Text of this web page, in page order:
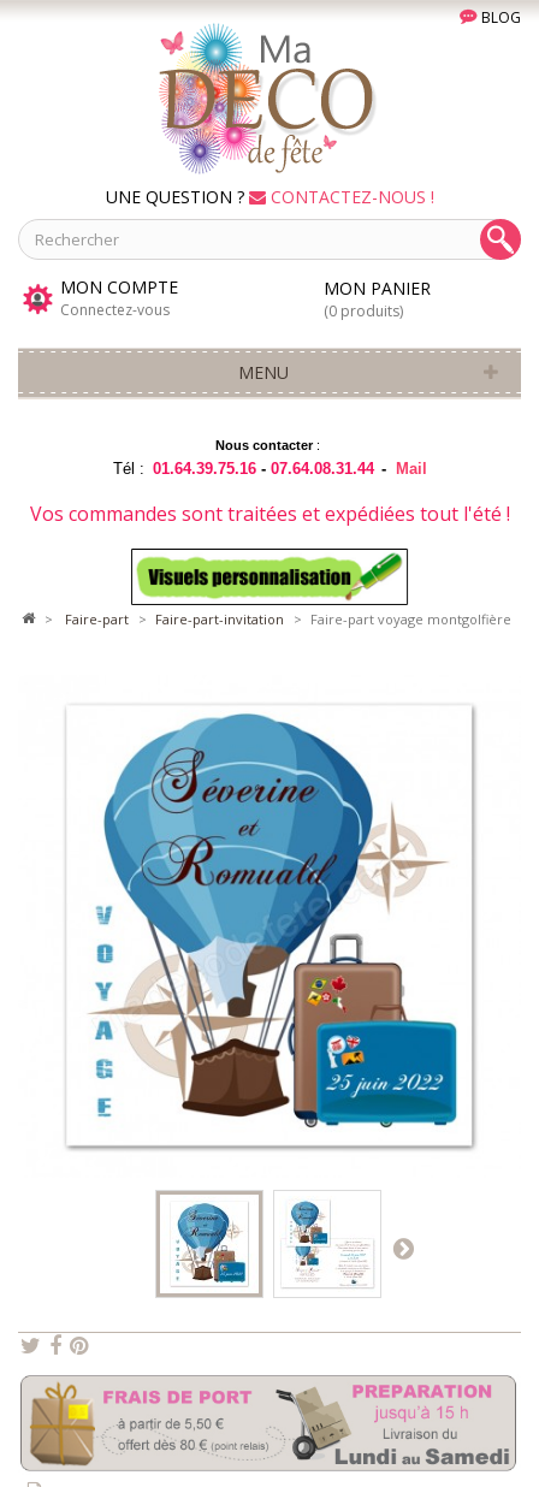
BLOG
UNE QUESTION ? CONTACTEZ-NOUS !
MON COMPTE
Connectez-vous
MON PANIER
(0 produits)
MENU
Nous contacter:
Tél : 01.64.39.75.16 -07.64.08.31.44 - Mail
Vos commandes sont traitées et expédiées tout l'été !
> faire-part > faire-part-invitation > Faire-part voyage montgolfière